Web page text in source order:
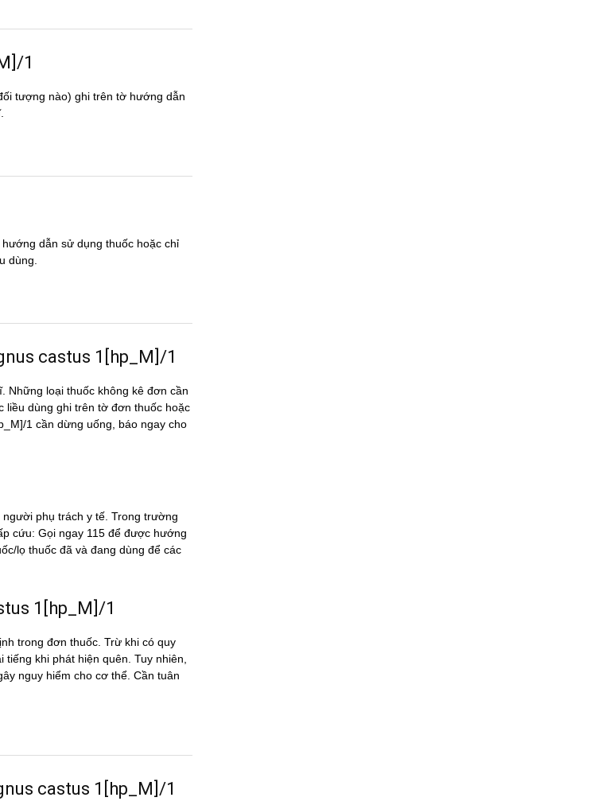
1
tượng nào) ghi trên tờ hướng dẫn
dẫn sử dụng thuốc hoặc chỉ
dùng.
castus 1[hp_M]/1
Những loại thuốc không kê đơn cần
liều dùng ghi trên tờ đơn thuốc hoặc
1 cần dừng uống, báo ngay cho
phụ trách y tế. Trong trường
cứu: Gọi ngay 115 để được hướng
lọ thuốc đã và đang dùng để các
1[hp_M]/1
trong đơn thuốc. Trừ khi có quy
khi phát hiện quên. Tuy nhiên,
nguy hiểm cho cơ thể. Cần tuân
castus 1[hp_M]/1